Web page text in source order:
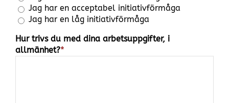
Jag har en acceptabel initiativförmåga
Jag har en låg initiativförmåga
Hur trivs du med dina arbetsuppgifter, i
allmänhet?*